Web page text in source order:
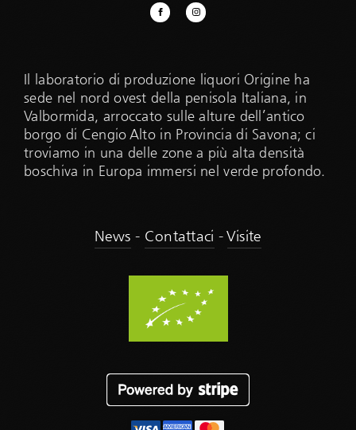
Il laboratorio di produzione liquori Origine ha
sede nel nord ovest della penisola Italiana, in
Valbormida, arroccato sulle alture dell’antico
borgo di Cengio Alto in Provincia di Savona; ci
troviamo in una delle zone a più alta densità
boschiva in Europa immersi nel verde profondo.
News - Contattaci -Visite